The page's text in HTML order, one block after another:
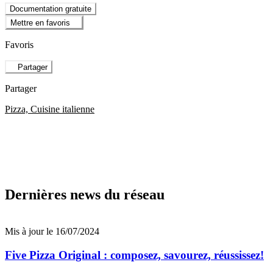
Documentation gratuite
Mettre en favoris
Favoris
Partager
Partager
Pizza, Cuisine italienne
Dernières news du réseau
Mis à jour le 16/07/2024
Five Pizza Original : composez, savourez, réussissez!